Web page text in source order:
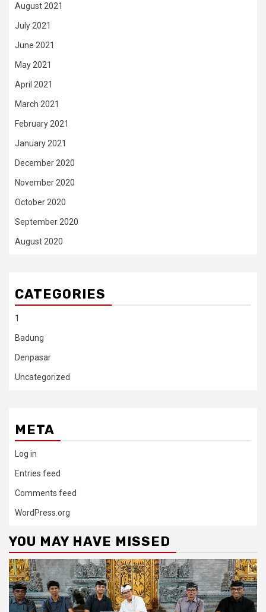
August 2021
July 2021
June 2021
May 2021
April 2021
March 2021
February 2021
January 2021
December 2020
November 2020
October 2020
September 2020
August 2020
CATEGORIES
1
Badung
Denpasar
Uncategorized
META
Log in
Entries feed
Comments feed
WordPress.org
YOU MAY HAVE MISSED